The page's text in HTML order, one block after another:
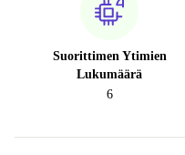
Suorittimen Ytimien
Lukumäärä
6